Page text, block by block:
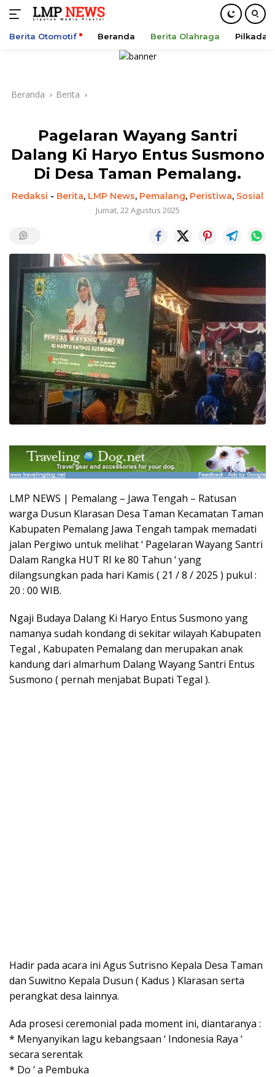
Berita Otomotif Beranda Berita Olahraga Pilkada
Beranda Berita
Pagelaran Wayang Santri
Dalang Ki Haryo Entus Susmono
Di Desa Taman Pemalang.
Redaksi - Berita, LMP News, Pemalang, Peristiwa, Sosial
Jumat, 22 Agustus 2025
LMP NEWS | Pemalang – Jawa Tengah – Ratusan
warga Dusun Klarasan Desa Taman Kecamatan Taman
Kabupaten Pemalang Jawa Tengah tampak memadati
jalan Pergiwo untuk melihat ‘ Pagelaran Wayang Santri
Dalam Rangka HUT RI ke 80 Tahun ‘ yang
dilangsungkan pada hari Kamis ( 21 / 8 / 2025 ) pukul :
20 : 00 WIB.
Ngaji Budaya Dalang Ki Haryo Entus Susmono yang
namanya sudah kondang di sekitar wilayah Kabupaten
Tegal , Kabupaten Pemalang dan merupakan anak
kandung dari almarhum Dalang Wayang Santri Entus
Susmono ( pernah menjabat Bupati Tegal ).
Hadir pada acara ini Agus Sutrisno Kepala Desa Taman
dan Suwitno Kepala Dusun ( Kadus ) Klarasan serta
perangkat desa lainnya.
Ada prosesi ceremonial pada moment ini, diantaranya :
* Menyanyikan lagu kebangsaan ‘ Indonesia Raya ‘
secara serentak
* Do ‘ a Pembuka